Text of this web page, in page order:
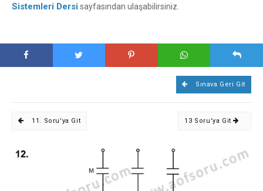
Sistemleri Dersisayfasından ulaşabilirsiniz.
Sınava Geri Git
11. Soru'ya Git 13 Soru'ya Git